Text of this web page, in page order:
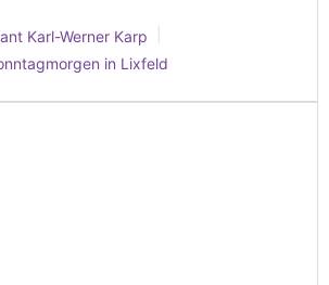
Karl-Werner Karp
in Lixfeld